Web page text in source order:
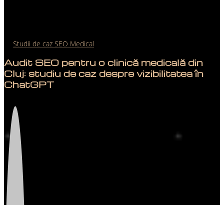
Studii de caz SEO Medical
Audit SEO pentru o clinică medicală din
Cluj: studiu de caz despre vizibilitatea în
ChatGPT